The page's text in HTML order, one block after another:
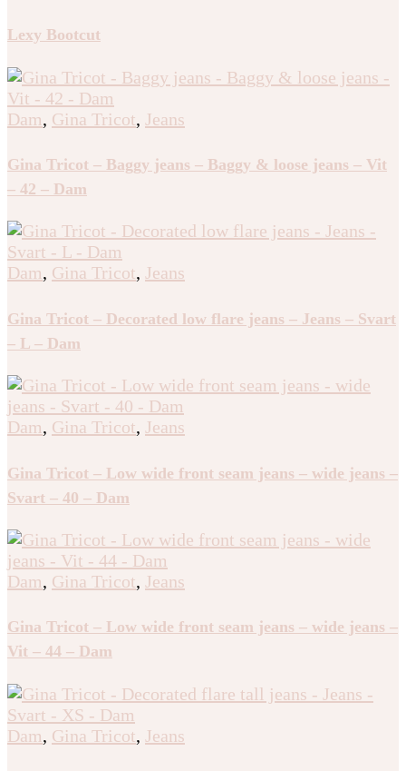
Lexy Bootcut
Dam, Gina Tricot, Jeans
Gina Tricot – Baggy jeans – Baggy & loose jeans – Vit
– 42 – Dam
Dam, Gina Tricot, Jeans
Gina Tricot – Decorated low flare jeans – Jeans – Svart
– L – Dam
Dam, Gina Tricot, Jeans
Gina Tricot – Low wide front seam jeans – wide jeans –
Svart – 40 – Dam
Dam, Gina Tricot, Jeans
Gina Tricot – Low wide front seam jeans – wide jeans –
Vit – 44 – Dam
Dam, Gina Tricot, Jeans